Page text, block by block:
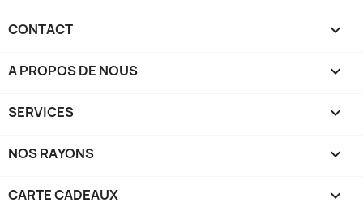
CONTACT 
A PROPOS DE NOUS 
SERVICES 
NOS RAYONS 
CARTE CADEAUX 